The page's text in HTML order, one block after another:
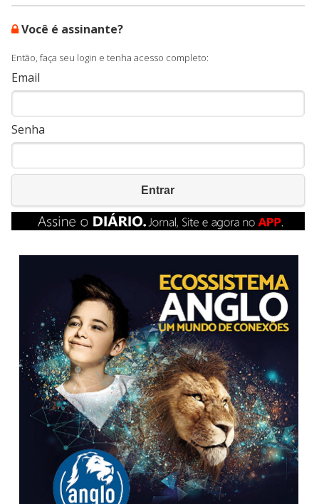
Você é assinante?
Então, faça seu login e tenha acesso completo:
Email
Senha
Entrar